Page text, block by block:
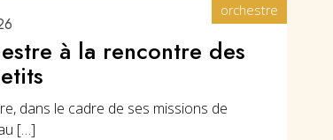
orchestre
à la rencontre des
dans le cadre de ses missions de
[…]